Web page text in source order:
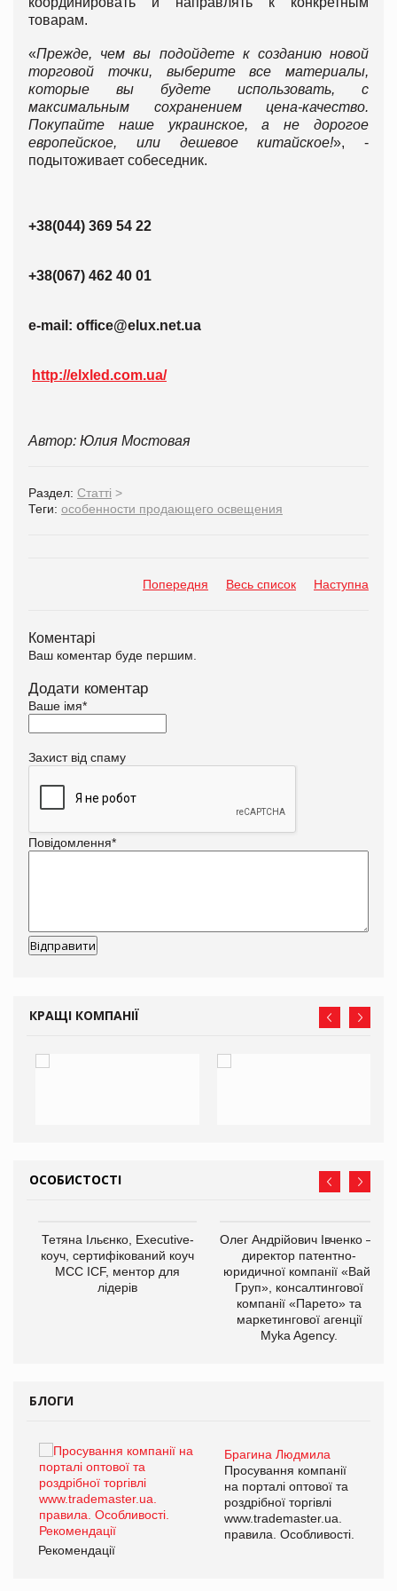
товарам.
«Прежде, чем вы подойдете к созданию новой
торговой точки, выберите все материалы,
которые вы будете использовать, с
максимальным сохранением цена-качество.
Покупайте наше украинское, а не дорогое
европейское, или дешевое китайское!», -
подытоживает собеседник.
+38(044) 369 54 22
+38(067) 462 40 01
e-mail: office@elux.net.ua
http://elxled.com.ua/
Автор: Юлия Мостовая
Раздел: Статті >
Теги: особенности продающего освещения
Попередня Весь список Наступна
Коментарі
Ваш коментар буде першим.
Додати коментар
Ваше імя*
Захист від спаму
Повідомлення*
КРАЩІ КОМПАНІЇ
ОСОБИСТОСТІ
Тетяна Ільєнко, Executive-
коуч, сертифікований коуч
МСС ICF, ментор для
лідерів
Олег Андрійович Івченко —
директор патентно-
юридичної компанії «Вайз
Груп», консалтингової
компанії «Парето» та
маркетингової агенції
Myka Agency.
БЛОГИ
Брагина Людмила
Просування компанії
на порталі оптової та
роздрібної торгівлі
www.trademaster.ua.
правила. Особливості.
Рекомендації